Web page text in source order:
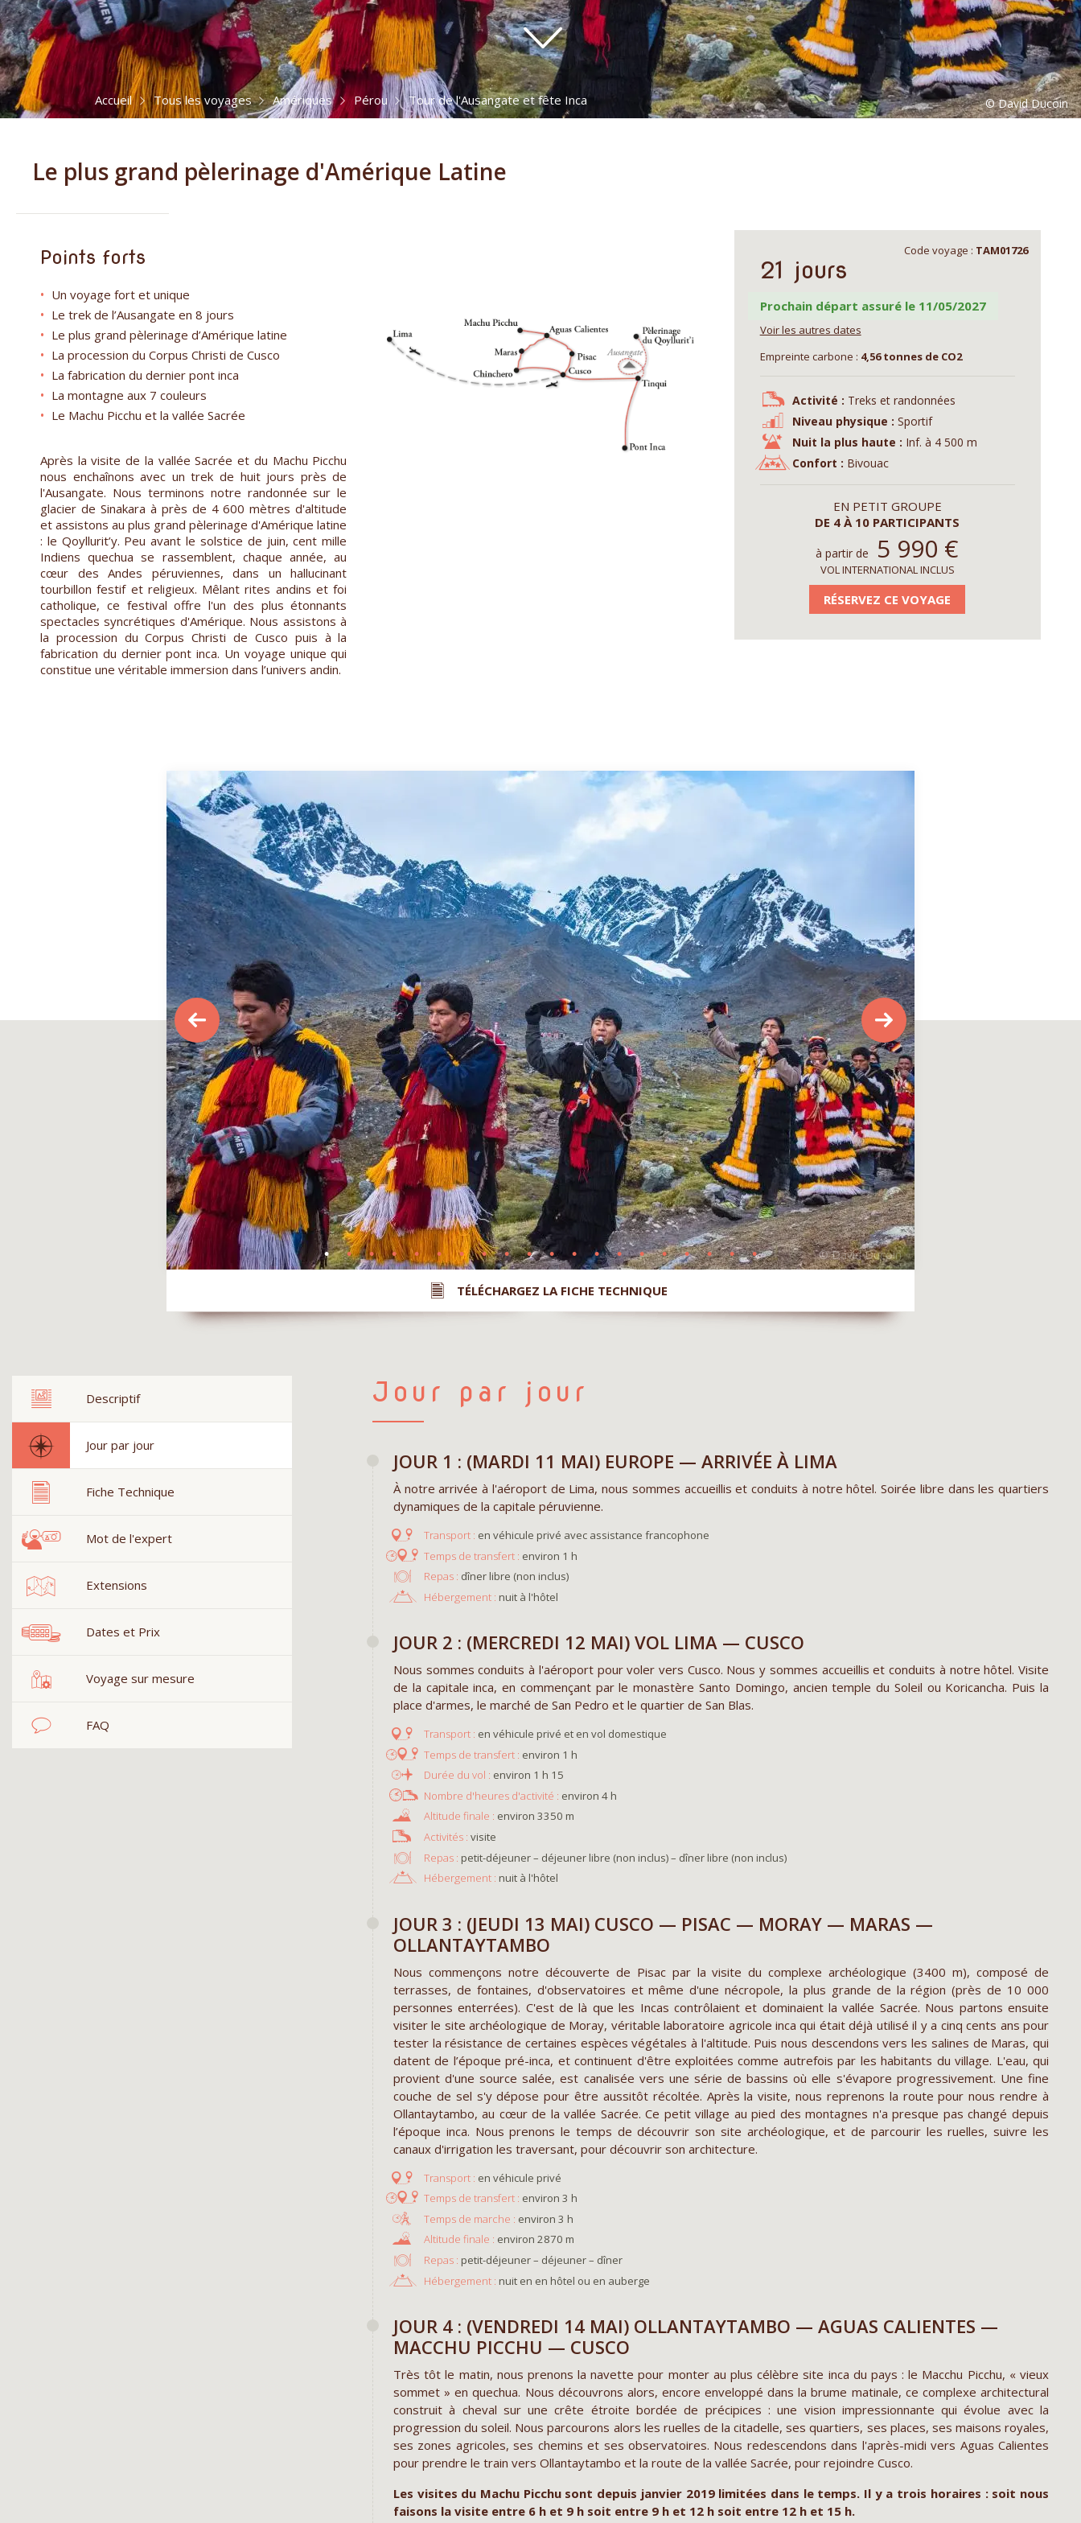
Accueil Tous les voyages Amériques Pérou Tour de l'Ausangate et fête Inca
Le plus grand pèlerinage d'Amérique Latine
Points forts
Un voyage fort et unique
Le trek de l’Ausangate en 8 jours
Le plus grand pèlerinage d’Amérique latine
La procession du Corpus Christi de Cusco
La fabrication du dernier pont inca
La montagne aux 7 couleurs
Le Machu Picchu et la vallée Sacrée
Après la visite de la vallée Sacrée et du Machu Picchu
nous enchaînons avec un trek de huit jours près de
l'Ausangate. Nous terminons notre randonnée sur le
glacier de Sinakara à près de 4 600 mètres d'altitude
et assistons au plus grand pèlerinage d'Amérique latine
: le Qoyllurit’y. Peu avant le solstice de juin, cent mille
Indiens quechua se rassemblent, chaque année, au
cœur des Andes péruviennes, dans un hallucinant
tourbillon festif et religieux. Mêlant rites andins et foi
catholique, ce festival offre l'un des plus étonnants
spectacles syncrétiques d'Amérique. Nous assistons à
la procession du Corpus Christi de Cusco puis à la
fabrication du dernier pont inca. Un voyage unique qui
constitue une véritable immersion dans l’univers andin.
Code voyage : TAM01726
21 jours
Prochain départ assuré le 11/05/2027
Voir les autres dates
Empreinte carbone : 4,56 tonnes de CO2
Activité : Treks et randonnées
Niveau physique : Sportif
Nuit la plus haute : Inf. à 4 500 m
Confort : Bivouac
EN PETIT GROUPE
DE 4 À 10 PARTICIPANTS
à partir de 5 990 €
VOL INTERNATIONAL INCLUS
RÉSERVEZ CE VOYAGE
TÉLÉCHARGEZ LA FICHE TECHNIQUE
Descriptif
Jour par jour
Fiche Technique
Mot de l'expert
Extensions
Dates et Prix
Voyage sur mesure
FAQ
Jour par jour
JOUR 1 : (MARDI 11 MAI) EUROPE — ARRIVÉE À LIMA
À notre arrivée à l'aéroport de Lima, nous sommes accueillis et conduits à notre hôtel. Soirée libre dans les quartiers
dynamiques de la capitale péruvienne.
en véhicule privé avec assistance francophone
environ 1 h
Repas : dîner libre (non inclus)
Hébergement : nuit à l'hôtel
JOUR 2 : (MERCREDI 12 MAI) VOL LIMA — CUSCO
Nous sommes conduits à l'aéroport pour voler vers Cusco. Nous y sommes accueillis et conduits à notre hôtel. Visite
de la capitale inca, en commençant par le monastère Santo Domingo, ancien temple du Soleil ou Koricancha. Puis la
place d'armes, le marché de San Pedro et le quartier de San Blas.
en véhicule privé et en vol domestique
environ 1 h
environ 1 h 15
environ 4 h
environ 3350 m
visite
Repas : petit-déjeuner – déjeuner libre (non inclus) – dîner libre (non inclus)
Hébergement : nuit à l'hôtel
JOUR 3 : (JEUDI 13 MAI) CUSCO — PISAC — MORAY — MARAS —
OLLANTAYTAMBO
Nous commençons notre découverte de Pisac par la visite du complexe archéologique (3400 m), composé de
terrasses, de fontaines, d'observatoires et même d'une nécropole, la plus grande de la région (près de 10 000
personnes enterrées). C'est de là que les Incas contrôlaient et dominaient la vallée Sacrée. Nous partons ensuite
visiter le site archéologique de Moray, véritable laboratoire agricole inca qui était déjà utilisé il y a cinq cents ans pour
tester la résistance de certaines espèces végétales à l'altitude. Puis nous descendons vers les salines de Maras, qui
datent de l’époque pré-inca, et continuent d'être exploitées comme autrefois par les habitants du village. L'eau, qui
provient d'une source salée, est canalisée vers une série de bassins où elle s'évapore progressivement. Une fine
couche de sel s'y dépose pour être aussitôt récoltée. Après la visite, nous reprenons la route pour nous rendre à
Ollantaytambo, au cœur de la vallée Sacrée. Ce petit village au pied des montagnes n'a presque pas changé depuis
l’époque inca. Nous prenons le temps de découvrir son site archéologique, et de parcourir les ruelles, suivre les
canaux d'irrigation les traversant, pour découvrir son architecture.
en véhicule privé
environ 3 h
environ 3 h
environ 2870 m
Repas : petit-déjeuner – déjeuner – dîner
Hébergement : nuit en en hôtel ou en auberge
JOUR 4 : (VENDREDI 14 MAI) OLLANTAYTAMBO — AGUAS CALIENTES —
MACCHU PICCHU — CUSCO
Très tôt le matin, nous prenons la navette pour monter au plus célèbre site inca du pays : le Macchu Picchu, « vieux
sommet » en quechua. Nous découvrons alors, encore enveloppé dans la brume matinale, ce complexe architectural
construit à cheval sur une crête étroite bordée de précipices : une vision impressionnante qui évolue avec la
progression du soleil. Nous parcourons alors les ruelles de la citadelle, ses quartiers, ses places, ses maisons royales,
ses zones agricoles, ses chemins et ses observatoires. Nous redescendons dans l'après-midi vers Aguas Calientes
pour prendre le train vers Ollantaytambo et la route de la vallée Sacrée, pour rejoindre Cusco.
Les visites du Machu Picchu sont depuis janvier 2019 limitées dans le temps. Il y a trois horaires : soit nous
faisons la visite entre 6 h et 9 h soit entre 9 h et 12 h soit entre 12 h et 15 h.